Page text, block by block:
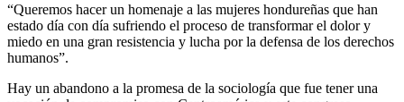
“Queremos hacer un homenaje a las mujeres hondureñas que han
estado día con día sufriendo el proceso de transformar el dolor y
miedo en una gran resistencia y lucha por la defensa de los derechos
humanos”.
Hay un abandono a la promesa de la sociología que fue tener una